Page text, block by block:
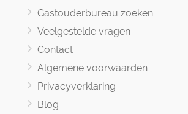
Gastouderbureau zoeken
Veelgestelde vragen
Contact
Algemene voorwaarden
Privacyverklaring
Blog